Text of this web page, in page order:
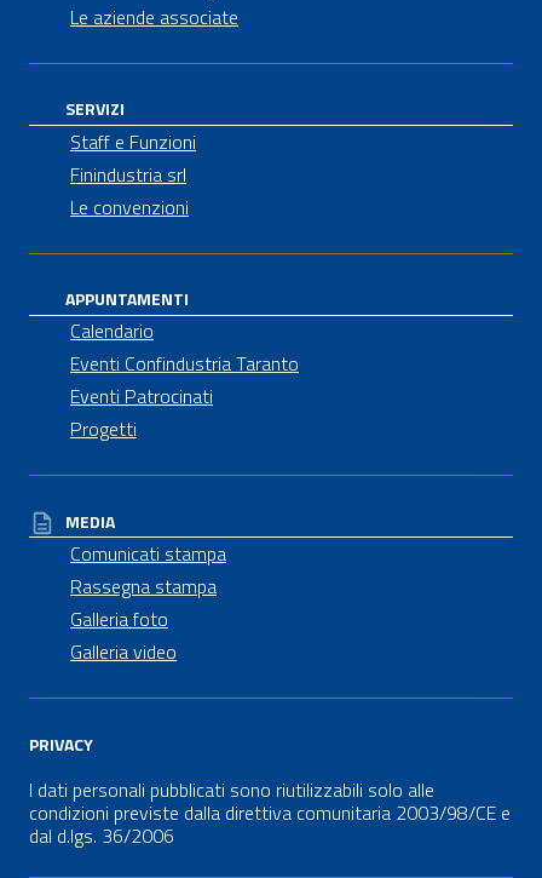
Le aziende associate
SERVIZI
Staff e Funzioni
Finindustria srl
Le convenzioni
APPUNTAMENTI
Calendario
Eventi Confindustria Taranto
Eventi Patrocinati
Progetti
MEDIA
Comunicati stampa
Rassegna stampa
Galleria foto
Galleria video
PRIVACY
I dati personali pubblicati sono riutilizzabili solo alle
condizioni previste dalla direttiva comunitaria 2003/98/CE e
dal d.lgs. 36/2006